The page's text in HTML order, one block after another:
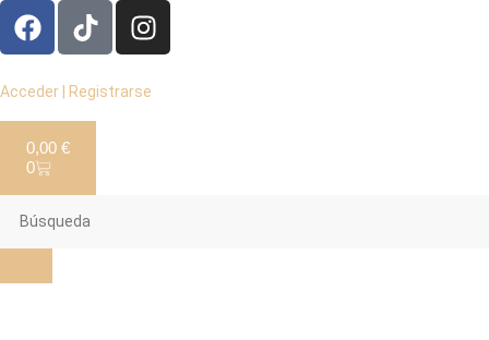
Acceder | Registrarse
0,00 €
0